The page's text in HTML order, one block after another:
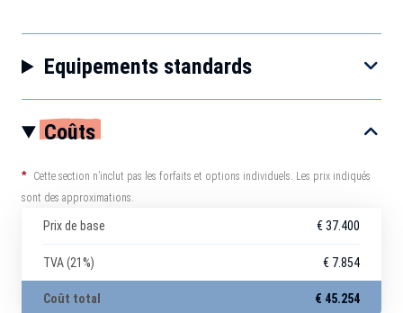
Equipements standards
Coûts
*
Cette section n’inclut pas les forfaits et options individuels. Les prix indiqués
sont des approximations.
Prix de base € 37.400
TVA (21%) € 7.854
Coût total € 45.254